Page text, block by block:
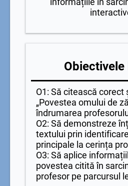
O1: Să citească corect
„Povestea omului de
îndrumarea
O2: Să demonstreze
textului prin
principale la cerința
O3: Să aplice
povestea citită în
profesor pe parcursul